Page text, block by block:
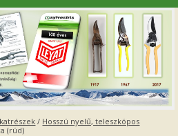
Kapcsolat
/ Hosszú nyelű, teleszkópos
(rúd)